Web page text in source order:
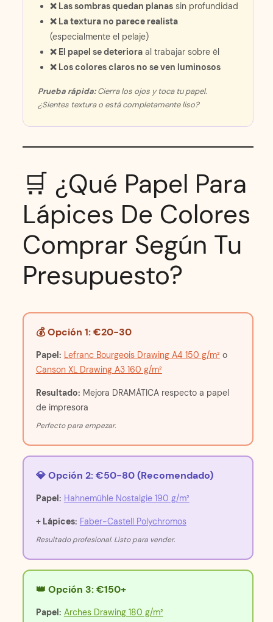
❌ Las sombras quedan planassin profundidad
❌ La textura no parece realista
(especialmente el pelaje)
❌ El papel se deterioraal trabajar sobre él
❌ Los colores claros no se ven luminosos
Prueba rápida:Cierra los ojos y toca tu papel.
¿Sientes textura o está completamente liso?
🛒 ¿Qué Papel Para
Lápices De Colores
Comprar Según Tu
Presupuesto?
💰 Opción 1: €20-30
Papel: Lefranc Bourgeois Drawing A4 150 g/m² o
Canson XL Drawing A3 160 g/m²
Resultado: Mejora DRAMÁTICA respecto a papel
de impresora
Perfecto para empezar.
💎 Opción 2: €50-80 (Recomendado)
Papel: Hahnemühle Nostalgie 190 g/m²
+ Lápices: Faber-Castell Polychromos
Resultado profesional. Listo para vender.
👑 Opción 3: €150+
Papel: Arches Drawing 180 g/m²